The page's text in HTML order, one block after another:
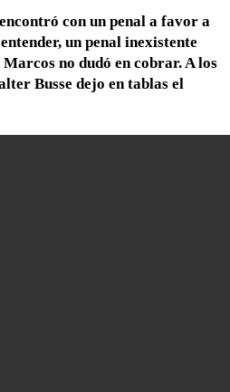
con un penal a favor a
un penal inexistente
no dudó en cobrar. A los
Busse dejo en tablas el